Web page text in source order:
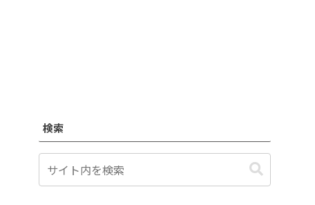
検索